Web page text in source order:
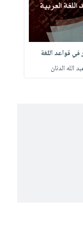
في قواعد اللغة
الله الدنان